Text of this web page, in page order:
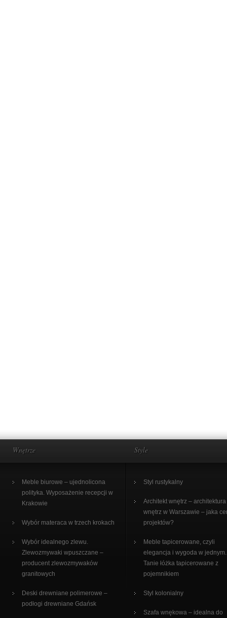
Wnętrze
Meble biurowe – ujednolicona
polityka. Wyposażenie recepcji w
Krakowie
Wybór materaca w trzech krokach
Wybór idealnego zlewu.
Zlewozmywaki wpuszczane –
producent zlewozmywaków
granitowych
Deski drewniane polimerowe –
podłogi drewniane Gdańsk
Style
Styl rustykalny
Architekt wnętrz – architektura
wnętrz w Warszawie – jaka
projektów?
Meble tapicerowane, czyli
elegancja i wygoda w jednym.
Tanie łóżka tapicerowane z
pojemnikiem
Styl kolonialny
Szafa wnękowa – idealna do